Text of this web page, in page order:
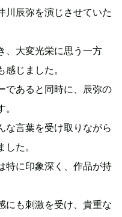
川辰弥を演じさせていた
、大変光栄に思う一方
じました。
であると同時に、辰弥の
な言葉を受け取りながら
た。
特に印象深く、作品が持
にも刺激を受け、貴重な